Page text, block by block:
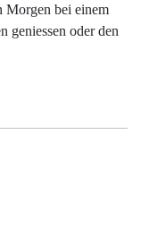
Morgen bei einem
geniessen oder den